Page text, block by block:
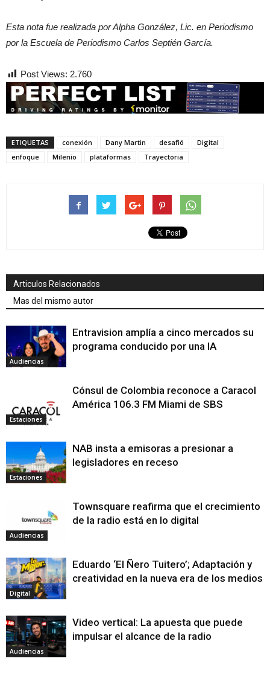
Esta nota fue realizada por Alpha González, Lic. en Periodismo
por la Escuela de Periodismo Carlos Septién García.
Post Views: 2.760
ETIQUETAS conexión Dany Martin desafió
Digital
enfoque
Milenio plataformas Trayectoria
Articulos Relacionados
Mas del mismo autor
Audiencias
Entravision amplía a cinco mercados su
programa conducido por una IA
Estaciones
Cónsul de Colombia reconoce a Caracol
América 106.3 FM Miami de SBS
Estaciones
NAB insta a emisoras a presionar a
legisladores en receso
Audiencias
Townsquare reafirma que el crecimiento
de la radio está en lo digital
Digital
Eduardo ‘El Ñero Tuitero’; Adaptación y
creatividad en la nueva era de los medios
Audiencias
Video vertical: La apuesta que puede
impulsar el alcance de la radio